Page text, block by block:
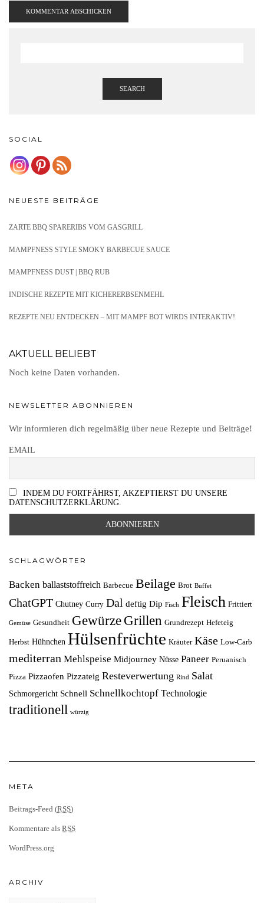
SEARCH
SOCIAL
NEUESTE BEITRÄGE
ZARTE BBQ SPARERIBS VOM GASGRILL
MAMPFNESS STYLE SMOKY BARBECUE SAUCE
MAMPFNESS DUST | BBQ RUB
INDISCHE REZEPTE MIT KICHERERBSENMEHL
REZEPTE NEU ENTDECKEN – MIT MAMPF BOT WIRDS INTERAKTIV!
AKTUELL BELIEBT
Noch keine Daten vorhanden.
NEWSLETTER ABONNIEREN
Wir informieren dich regelmäßig über neue Rezepte und Beiträge!
EMAIL
INDEM DU FORTFÄHRST, AKZEPTIERST DU UNSERE
DATENSCHUTZERKLÄRUNG.
SCHLAGWÖRTER
Backen ballaststoffreich Barbecue Beilage Brot Buffet
ChatGPT Chutney Curry Dal deftig Dip Fisch Fleisch Frittiert
Gemüse Gesundheit Gewürze Grillen Grundrezept Hefeteig
Herbst Hühnchen Hülsenfrüchte Kräuter Käse Low-Carb
mediterran Mehlspeise Midjourney Nüsse Paneer Peruanisch
Pizza Pizzaofen Pizzateig Resteverwertung Rind Salat
Schmorgericht Schnell Schnellkochtopf Technologie
traditionell würzig
META
Beitrags-Feed (RSS)
Kommentare als RSS
WordPress.org
ARCHIV